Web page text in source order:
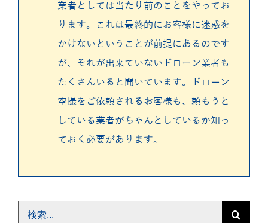
業者としては当たり前のことをやってお
ります。これは最終的にお客様に迷惑を
かけないということが前提にあるのです
が、それが出来ていないドローン業者も
たくさんいると聞いています。ドローン
空撮をご依頼されるお客様も、頼もうと
している業者がちゃんとしているか知っ
ておく必要があります。